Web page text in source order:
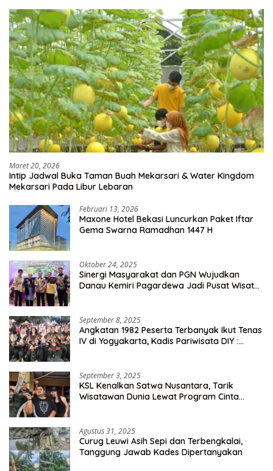
Maret 20, 2026
Intip Jadwal Buka Taman Buah Mekarsari & Water Kingdom
Mekarsari Pada Libur Lebaran
Februari 13, 2026
Maxone Hotel Bekasi Luncurkan Paket Iftar
Gema Swarna Ramadhan 1447 H
Oktober 24, 2025
Sinergi Masyarakat dan PGN Wujudkan
Danau Kemiri Pagardewa Jadi Pusat Wisata
September 8, 2025
Angkatan 1982 Peserta Terbanyak Ikut Tenas
IV di Yogyakarta, Kadis Pariwisata DIY :
September 3, 2025
KSL Kenalkan Satwa Nusantara, Tarik
Wisatawan Dunia Lewat Program Cinta
Agustus 31, 2025
Curug Leuwi Asih Sepi dan Terbengkalai,
Tanggung Jawab Kades Dipertanyakan